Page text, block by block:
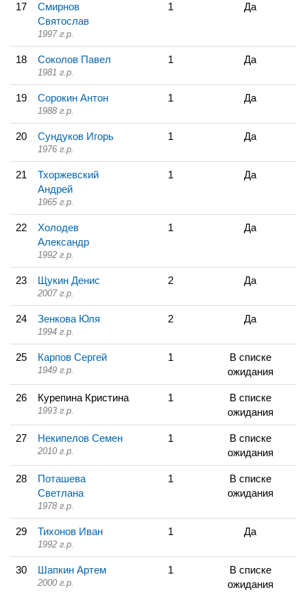
17
Смирнов
Святослав
1997 г.р.
1 Да
18 Соколов Павел
1981 г.р.
1 Да
19 Сорокин Антон
1988 г.р.
1 Да
20 Сундуков Игорь
1976 г.р.
1 Да
21
Тхоржевский
Андрей
1965 г.р.
1 Да
22
Холодев
Александр
1992 г.р.
1 Да
23 Щукин Денис
2007 г.р.
2 Да
24 Зенкова Юля
1994 г.р.
2 Да
25 Карпов Сергей
1949 г.р.
1
В списке
ожидания
26 Курепина Кристина
1993 г.р.
1
В списке
ожидания
27 Некипелов Семен
2010 г.р.
1
В списке
ожидания
28
Поташева
Светлана
1978 г.р.
1
В списке
ожидания
29 Тихонов Иван
1992 г.р.
1 Да
30 Шапкин Артем
2000 г.р.
1
В списке
ожидания